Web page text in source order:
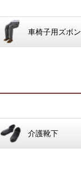
車椅子用ズボン
介護靴下